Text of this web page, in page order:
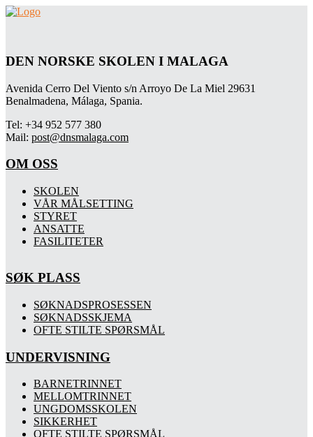
DEN NORSKE SKOLEN I MALAGA
Avenida Cerro Del Viento s/n Arroyo De La Miel 29631
Benalmadena, Málaga, Spania.
Tel: +34 952 577 380
Mail: post@dnsmalaga.com
OM OSS
SKOLEN
VÅR MÅLSETTING
STYRET
ANSATTE
FASILITETER
SØK PLASS
SØKNADSPROSESSEN
SØKNADSSKJEMA
OFTE STILTE SPØRSMÅL
UNDERVISNING
BARNETRINNET
MELLOMTRINNET
UNGDOMSSKOLEN
SIKKERHET
OFTE STILTE SPØRSMÅL